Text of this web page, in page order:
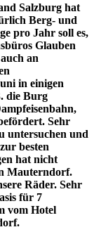
Salzburg hat
Berg- und
pro Jahr soll es,
Glauben
an
in einigen
die Burg
Sehr
untersuchen und
besten
hat nicht
Mauterndorf.
Räder. Sehr
für 7
vom Hotel